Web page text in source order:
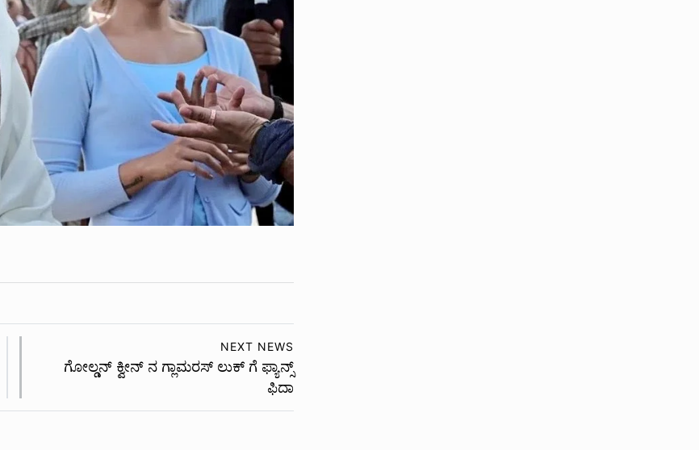
NEXT NEWS
ಗೋಲ್ಡನ್ ಕ್ವೀನ್ ನ ಗ್ಲಾಮರಸ್ ಲುಕ್ ಗೆ ಫ್ಯಾನ್ಸ್
ಫಿದಾ